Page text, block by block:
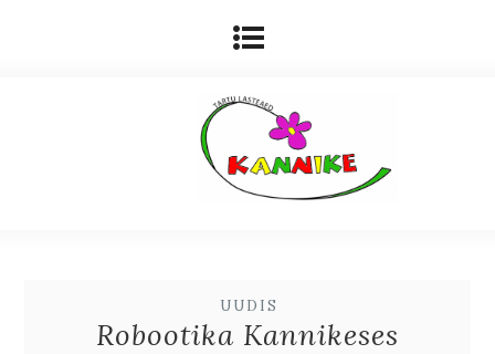
UUDIS
Robootika Kannikeses